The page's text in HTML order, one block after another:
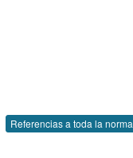
Referencias a toda la norma